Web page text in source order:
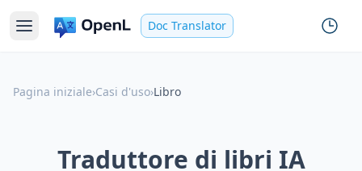
Doc Translator
Pagina iniziale›Casi d'uso›Libro
Traduttore di libri IA